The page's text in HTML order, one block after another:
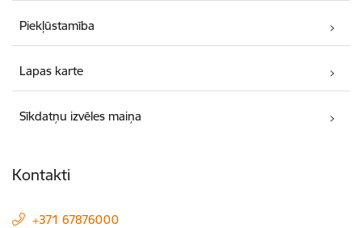
Piekļūstamība
Lapas karte
Sīkdatņu izvēles maiņa
Kontakti
+371 67876000